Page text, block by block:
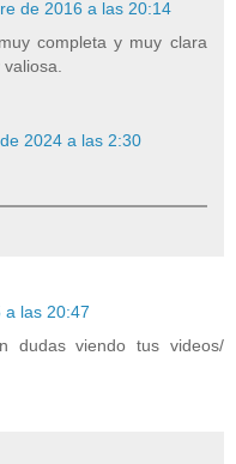
de 2016 a las 20:14
completa y muy clara
2024 a las 2:30
a las 20:47
dudas viendo tus videos/